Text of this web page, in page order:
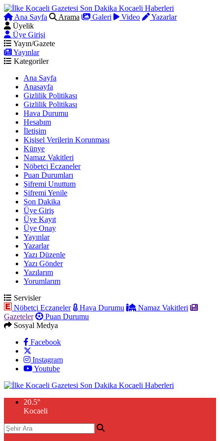
Ana Sayfa Arama Galeri Video
Yazarlar
Üyelik
Üye Girişi
Yayın/Gazete
Yayınlar
Kategoriler
Ana Sayfa
Anasayfa
Gizlilik Politikası
Gizlilik Politikası
Hava Durumu
Hesabım
İletişim
Kişisel Verilerin Korunması
Künye
Namaz Vakitleri
Nöbetçi Eczaneler
Puan Durumları
Şifremi Unuttum
Şifremi Yenile
Son Dakika
Üye Giriş
Üye Kayıt
Üye Onay
Yayınlar
Yazarlar
Yazı Düzenle
Yazı Gönder
Yazılarım
Yorumlarım
Servisler
Nöbetçi Eczaneler
Hava Durumu
Namaz Vakitleri
Gazeteler
Puan Durumu
Sosyal Medya
Facebook
Instagram
Youtube
20.5°
Kocaeli